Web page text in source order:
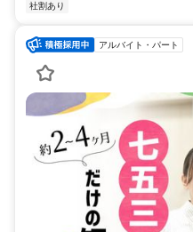
社割あり
アルバイト・パート